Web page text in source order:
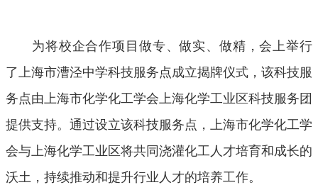
为将校企合作项目做专、做实、做精，会上举行
了上海市漕泾中学科技服务点成立揭牌仪式，该科技服
务点由上海市化学化工学会上海化学工业区科技服务团
提供支持。通过设立该科技服务点，上海市化学化工学
会与上海化学工业区将共同浇灌化工人才培育和成长的
沃土，持续推动和提升行业人才的培养工作。